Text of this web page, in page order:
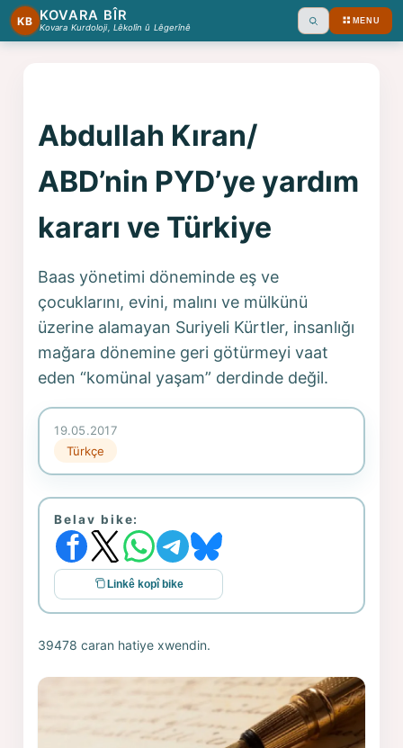
KB KOVARA BÎR
Kovara Kurdoloji, Lêkolîn û Lêgerînê Ara MENU
Abdullah Kıran/
ABD’nin PYD’ye yardım
kararı ve Türkiye
Baas yönetimi döneminde eş ve
çocuklarını, evini, malını ve mülkünü
üzerine alamayan Suriyeli Kürtler, insanlığı
mağara dönemine geri götürmeyi vaat
eden “komünal yaşam” derdinde değil.
19.05.2017
Türkçe
Belav bike:
Linkê kopî bike
39478 caran hatiye xwendin.